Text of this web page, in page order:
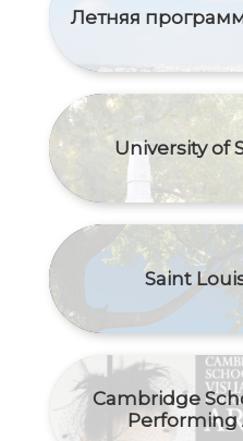
Летняя
University of
Saint
Cambridge
Performing